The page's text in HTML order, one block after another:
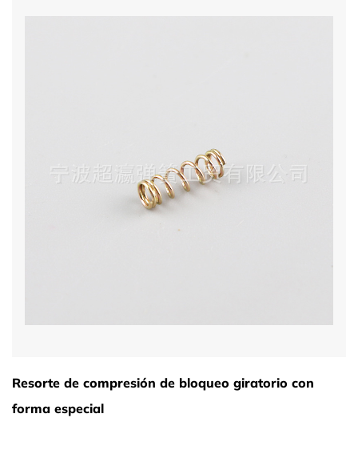
Resorte de compresión de bloqueo giratorio con
forma especial